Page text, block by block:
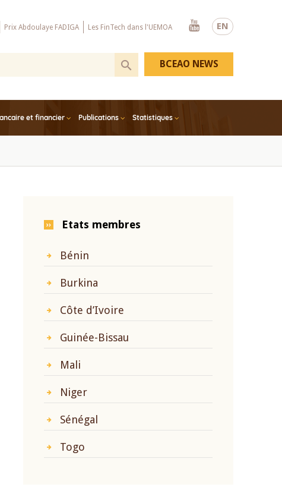
EN
Prix Abdoulaye FADIGA Les FinTech dans l'UEMOA
Youtube
et financier Publications Statistiques
BCEAO NEWS
Etats membres
Bénin
Burkina
Côte d’Ivoire
Guinée-Bissau
Mali
Niger
Sénégal
Togo